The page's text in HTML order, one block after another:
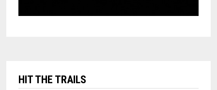
HIT THE TRAILS